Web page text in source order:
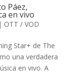
Páez,
en vivo
| OTT / VOD
Star+ de The
una verdadera
en vivo. A